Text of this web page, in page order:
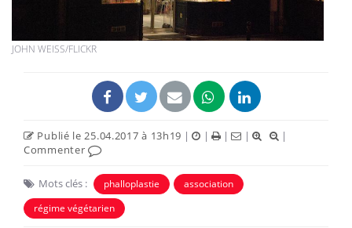
JOHN WEISS/FLICKR
Publié le 25.04.2017 à 13h19 | | | |
|
Commenter
Mots clés : phalloplastie
association
régime végétarien